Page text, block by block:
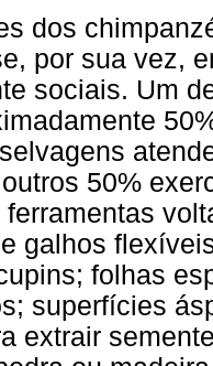
dos
por sua vez,
sociais. Um
50%
galhos
folhas
superfícies
extrair